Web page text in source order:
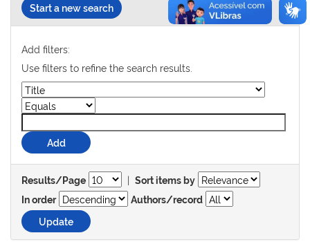
Start a new search
Add filters:
Use filters to refine the search results.
Results/Page | Sort items by
In order
Authors/record